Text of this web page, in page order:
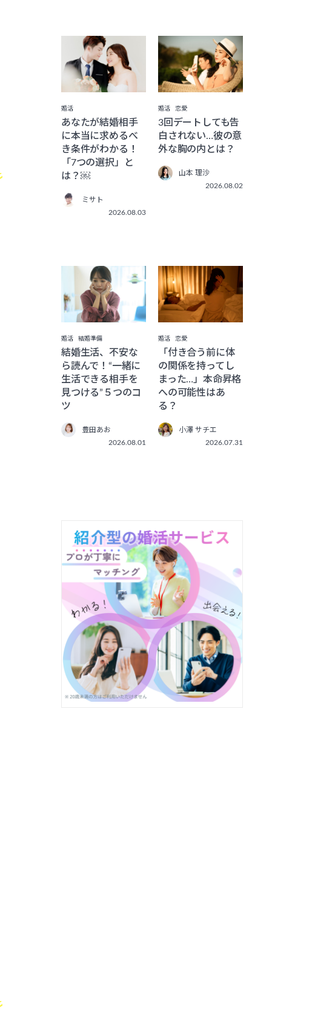
婚活
あなたが結婚相手
に本当に求めるべ
き条件がわかる！
「7つの選択」と
は？￼
ミサト
2026.08.03
婚活 恋愛
3回デートしても告
白されない…彼の意
外な胸の内とは？
山本 理沙
2026.08.02
婚活 結婚準備
結婚生活、不安な
ら読んで！“一緒に
生活できる相手を
見つける”５つのコ
ツ
豊田あお
2026.08.01
婚活 恋愛
「付き合う前に体
の関係を持ってし
まった…」本命昇格
への可能性はあ
る？
小澤 サチエ
2026.07.31